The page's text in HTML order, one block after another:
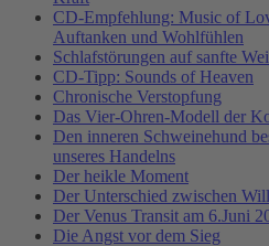
CD-Empfehlung: Music of
Auftanken und Wohlfühlen
Schlafstörungen auf sanfte
CD-Tipp: Sounds of Heaven
Chronische Verstopfung
Das Vier-Ohren-Modell der
Den inneren Schweinehund
unseres Handelns
Der heikle Moment
Der Unterschied zwischen
Der Venus Transit am 6.Juni
Die Angst vor dem Sieg